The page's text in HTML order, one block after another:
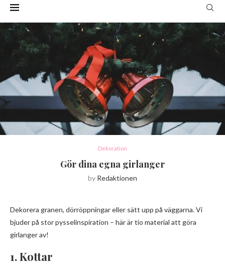
Dekoration
Gör dina egna girlanger
by Redaktionen
Dekorera granen, dörröppningar eller sätt upp på väggarna. Vi
bjuder på stor pysselinspiration – här är tio material att göra
girlanger av!
1. Kottar